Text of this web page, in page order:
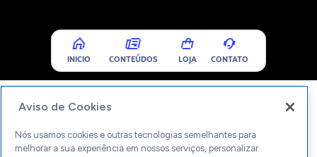
INICIO CONTEÚDOS LOJA CONTATO
Aviso de Cookies
Nós usamos cookies e outras tecnologias semelhantes para
melhorar a sua experiência em nossos serviços, personalizar